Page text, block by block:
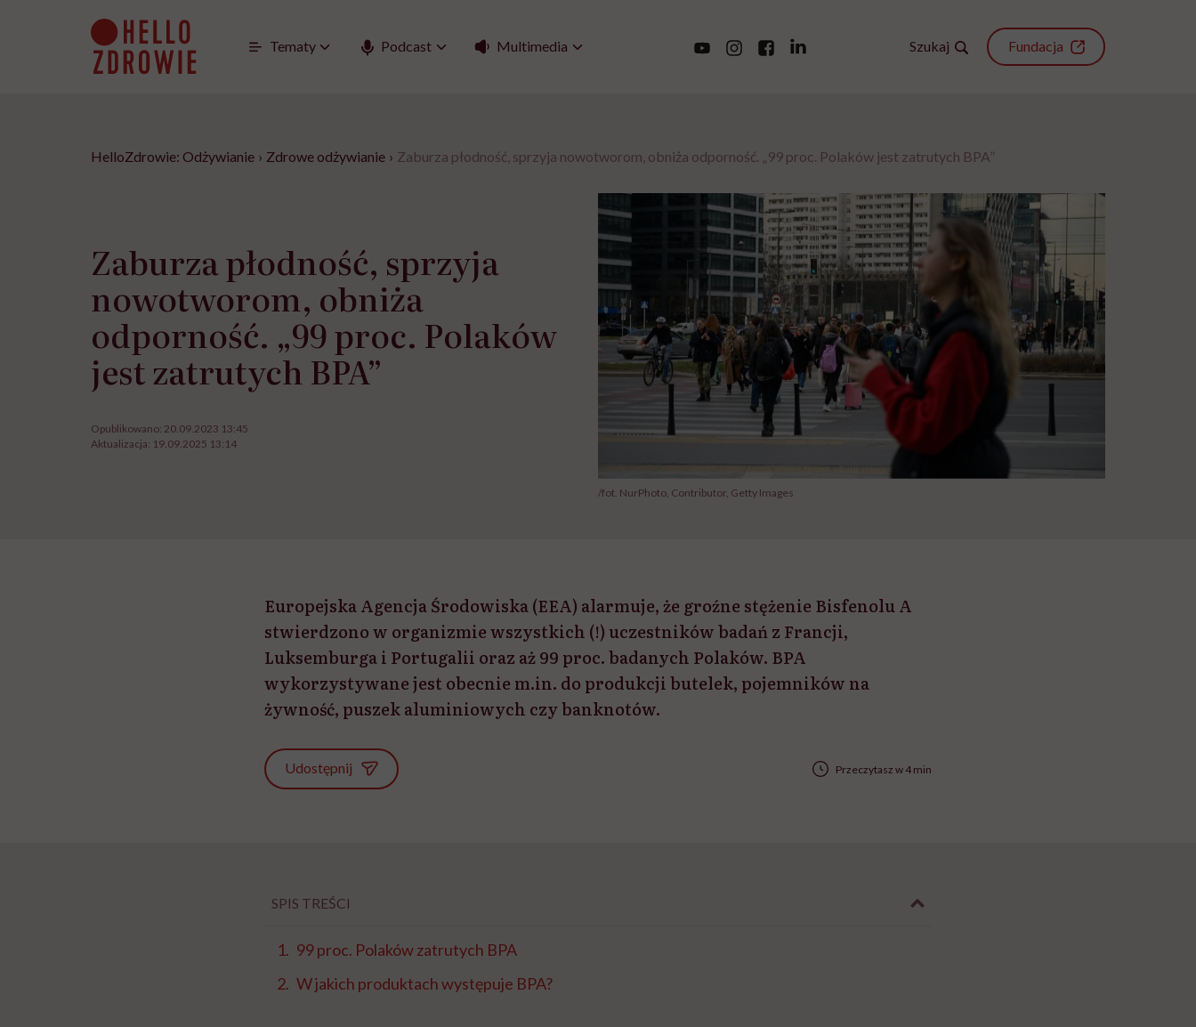
Tematy Podcast Multimedia Szukaj Fundacja
HelloZdrowie: Odżywianie › Zdrowe odżywianie › Zaburza płodność, sprzyja nowotworom, obniża odporność. „99 proc. Polaków jest zatrutych BPA”
Zaburza płodność, sprzyja
nowotworom, obniża
odporność. „99 proc. Polaków
jest zatrutych BPA”
Opublikowano: 20.09.2023 13:45
Aktualizacja: 19.09.2025 13:14
/fot. NurPhoto, Contributor, Getty Images
Europejska Agencja Środowiska (EEA) alarmuje, że groźne stężenie Bisfenolu A
stwierdzono w organizmie wszystkich (!) uczestników badań z Francji,
Luksemburga i Portugalii oraz aż 99 proc. badanych Polaków. BPA
wykorzystywane jest obecnie m.in. do produkcji butelek, pojemników na
żywność, puszek aluminiowych czy banknotów.
Udostępnij Przeczytasz w 4 min
SPIS TREŚCI
99 proc. Polaków zatrutych BPA
W jakich produktach występuje BPA?